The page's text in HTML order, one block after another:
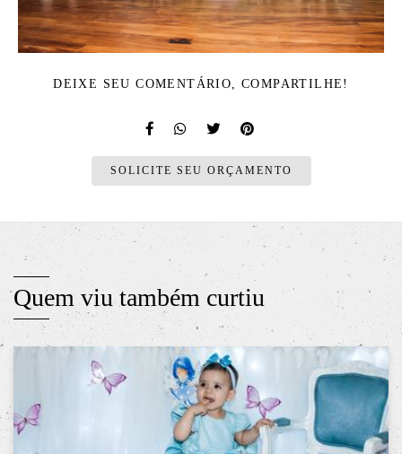
DEIXE SEU COMENTÁRIO, COMPARTILHE!
SOLICITE SEU ORÇAMENTO
Quem viu também curtiu